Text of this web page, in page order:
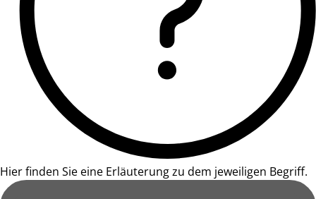
Hier finden Sie eine Erläuterung zu dem jeweiligen Begriff.